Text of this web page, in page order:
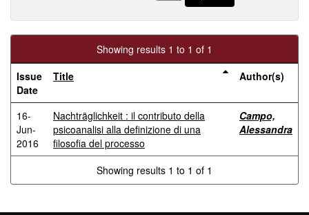
Showing results 1 to 1 of 1
Issue
Date
Title Author(s)
16-
Jun-
2016
Nachträglichkeit : il contributo della
psicoanalisi alla definizione di una
filosofia del processo
Campo,
Alessandra
Showing results 1 to 1 of 1